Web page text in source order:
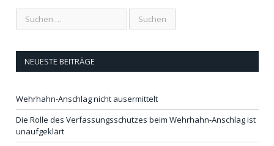
NEUESTE BEITRÄGE
Wehrhahn-Anschlag nicht ausermittelt
Die Rolle des Verfassungsschutzes beim Wehrhahn-Anschlag ist
unaufgeklärt